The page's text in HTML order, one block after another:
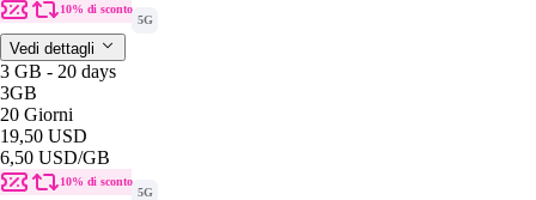
10% di sconto
5G
Vedi dettagli
3 GB - 20 days
3GB
20 Giorni
19,50 USD
6,50 USD/GB
10% di sconto
5G